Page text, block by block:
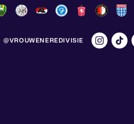
@VROUWENEREDIVISIE